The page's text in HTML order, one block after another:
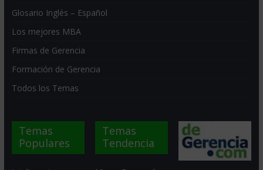
Glosario Inglés – Español
Los mejores MBA
Firmas de Gerencia
Formación de Gerencia
Todos los Temas
Temas
Populares
Temas
Tendencia